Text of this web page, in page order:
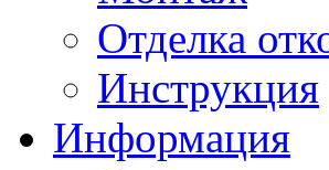
Отделка
Инструкция
Информация